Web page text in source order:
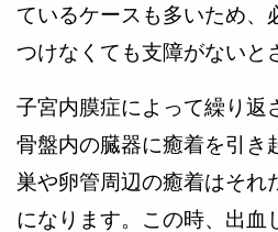
ているケースも多いため、
つけなくても支障がないと
子宮内膜症によって繰り返
骨盤内の臓器に癒着を引き
巣や卵管周辺の癒着はそれ
になります。この時、出血